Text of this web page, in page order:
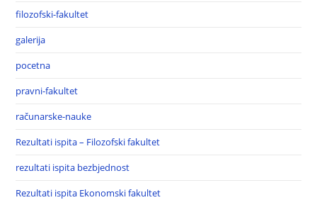
filozofski-fakultet
galerija
pocetna
pravni-fakultet
računarske-nauke
Rezultati ispita – Filozofski fakultet
rezultati ispita bezbjednost
Rezultati ispita Ekonomski fakultet